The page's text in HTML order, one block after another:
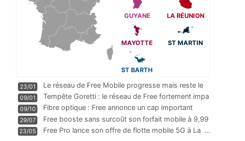
GUYANE LA RÉUNION
MAYOTTE ST MARTIN
ST BARTH
23/01
Le réseau de Free Mobile progresse mais reste le
m
...
09/01
Tempête Goretti : le réseau de Free fortement impa
09/10
Fibre optique : Free annonce un cap important
pass
...
29/07
Free booste sans surcoût son forfait mobile à 9,99
23/05 Free Pro lance son offre de flotte mobile 5G à La ...